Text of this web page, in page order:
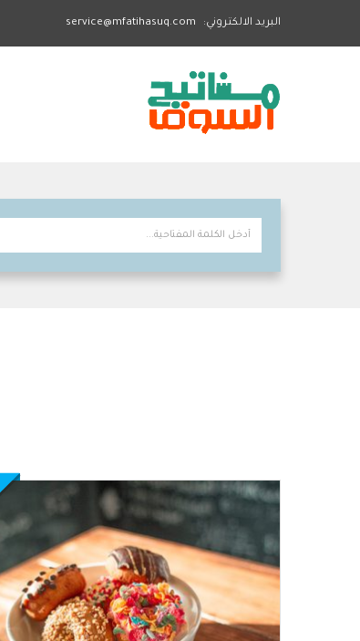
البريد الالكتروني: service@mfatihasuq.com